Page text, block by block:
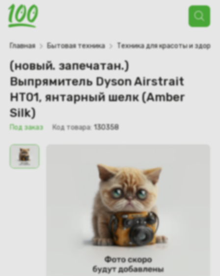
Поиск
товаров
Главная Бытовая техника Техника для красоты и
(новый. запечатан.)
Выпрямитель Dyson Airstrait
HT01, янтарный шелк (Amber
Silk)
Под заказ Код товара: 130358